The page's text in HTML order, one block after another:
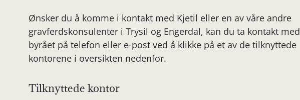
Ønsker du å komme i kontakt med Kjetil eller en av våre andre
gravferdskonsulenter i Trysil og Engerdal, kan du ta kontakt med
byrået på telefon eller e-post ved å klikke på et av de tilknyttede
kontorene i oversikten nedenfor.
Tilknyttede kontor